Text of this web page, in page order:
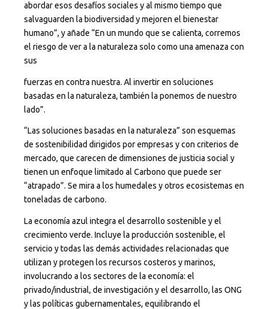
abordar esos desafíos sociales y al mismo tiempo que
salvaguarden la biodiversidad y mejoren el bienestar
humano”, y añade “En un mundo que se calienta, corremos
el riesgo de ver a la naturaleza solo como una amenaza con
sus
fuerzas en contra nuestra. Al invertir en soluciones
basadas en la naturaleza, también la ponemos de nuestro
lado”.
“Las soluciones basadas en la naturaleza” son esquemas
de sostenibilidad dirigidos por empresas y con criterios de
mercado, que carecen de dimensiones de justicia social y
tienen un enfoque limitado al Carbono que puede ser
“atrapado”. Se mira a los humedales y otros ecosistemas en
toneladas de carbono.
La economía azul integra el desarrollo sostenible y el
crecimiento verde. Incluye la producción sostenible, el
servicio y todas las demás actividades relacionadas que
utilizan y protegen los recursos costeros y marinos,
involucrando a los sectores de la economía: el
privado/industrial, de investigación y el desarrollo, las ONG
y las políticas gubernamentales, equilibrando el